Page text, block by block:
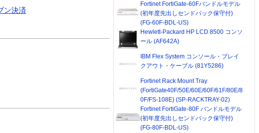
ン決済
Fortinet FortiGate-60Fバンドルモデル
(初年度先出しセンドバック保守付)
(FG-60F-BDL-US)
Hewlett-Packard HP LCD 8500 コンソ
ール (AF642A)
IBM Flex System コンソール・ブレイ
クアウト・ケーブル (81Y5286)
Fortinet Rack Mount Tray
(FortiGate40F/50E/60E/60F/61F/80E/8
0F/FS-108E) (SP-RACKTRAY-02)
Fortinet FortiGate-80F バンドルモデル
(初年度先出しセンドバック保守付)
(FG-80F-BDL-US)